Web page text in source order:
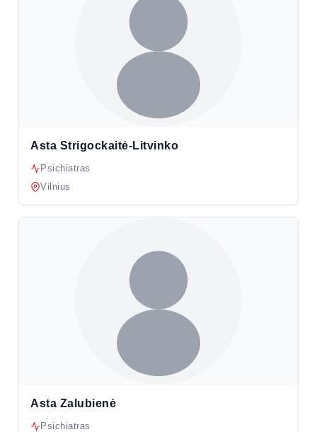
Asta Strigockaitė-Litvinko
Psichiatras
Vilnius
Asta Zalubienė
Psichiatras